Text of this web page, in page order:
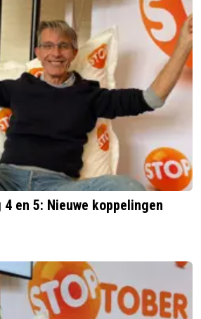
en 5: Nieuwe koppelingen